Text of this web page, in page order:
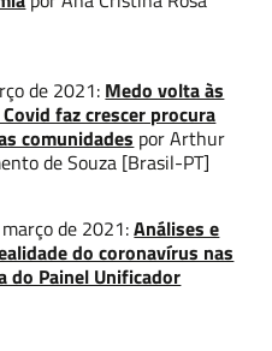
de 2021: Medo volta às
faz crescer procura
comunidades por Arthur
de Souza [Brasil-PT]
de 2021:Análises e
do coronavírus nas
do Painel Unificador